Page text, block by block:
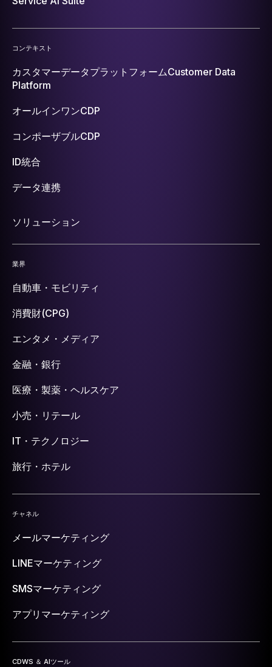
コンテキスト
カスタマーデータプラットフォームCustomer Data
Platform
オールインワンCDP
コンポーザブルCDP
ID統合
データ連携
ソリューション
業界
自動車・モビリティ
消費財(CPG)
エンタメ・メディア
金融・銀行
医療・製薬・ヘルスケア
小売・リテール
IT・テクノロジー
旅行・ホテル
チャネル
メールマーケティング
LINEマーケティング
SMSマーケティング
アプリマーケティング
CDWS ＆ AIツール